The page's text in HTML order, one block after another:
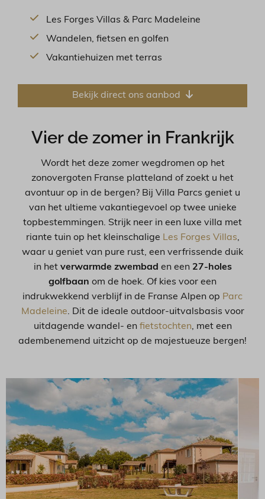
Les Forges Villas & Parc Madeleine
Wandelen, fietsen en golfen
Vakantiehuizen met terras
Bekijk direct ons aanbod
Vier de zomer in Frankrijk
Wordt het deze zomer wegdromen op het
zonovergoten Franse platteland of zoekt u het
avontuur op in de bergen? Bij Villa Parcs geniet u
van het ultieme vakantiegevoel op twee unieke
topbestemmingen. Strijk neer in een luxe villa met
riante tuin op het kleinschalige Les Forges Villas,
waar u geniet van pure rust, een verfrissende duik
in het verwarmde zwembad en een 27-holes
golfbaan om de hoek. Of kies voor een
indrukwekkend verblijf in de Franse Alpen op Parc
Madeleine. Dit de ideale outdoor-uitvalsbasis voor
uitdagende wandel- en fietstochten, met een
adembenemend uitzicht op de majestueuze bergen!